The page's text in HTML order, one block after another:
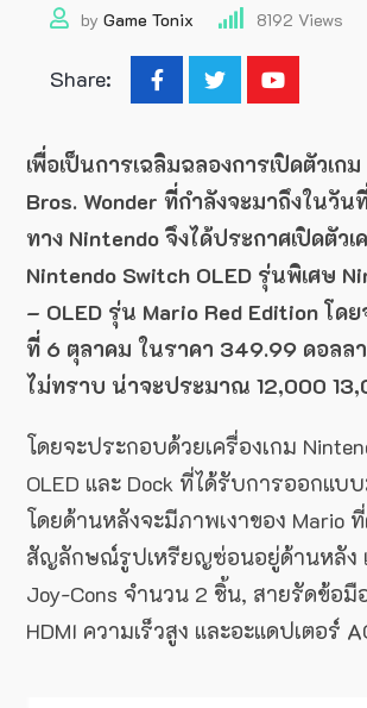
by Game Tonix 8192 Views
Share:
เพื่อเป็นการเฉลิมฉลองการเปิดตัวเก
Bros. Wonder ที่กำลังจะมาถึงในวั
ทาง Nintendo จึงได้ประกาศเปิดตัวเ
Nintendo Switch OLED รุ่นพิเศษ
– OLED รุ่น Mario Red Edition โด
ที่ 6 ตุลาคม ในราคา 349.99 ดอลล
ไม่ทราบ น่าจะประมาณ 12,000
โดยจะประกอบด้วยเครื่องเกม
OLED และ Dock ที่ได้รับการออกแบ
โดยด้านหลังจะมีภาพเงาของ Mario
สัญลักษณ์รูปเหรียญซ่อนอยู่ด้านหลัง
Joy-Cons จำนวน 2 ชิ้น, สายรัดข้อมื
HDMI ความเร็วสูง และอะแดปเตอร์